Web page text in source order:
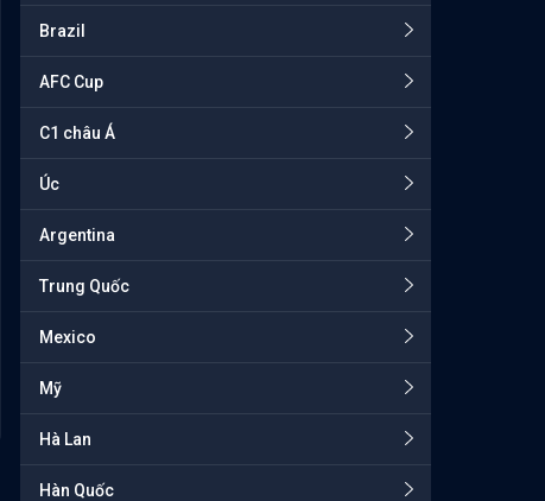
Brazil
AFC Cup
C1 châu Á
Úc
Argentina
Trung Quốc
Mexico
Mỹ
Hà Lan
Hàn Quốc